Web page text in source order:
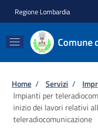
Regione Lombardia
Comune
Briciole di
Home / Servizi /
Impianti per
inizio dei lavori relativi
teleradiocomunicazione